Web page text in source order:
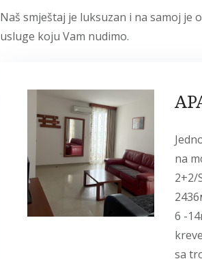
Naš smještaj je luksuzan i na samoj je
usluge koju Vam nudimo.
na
2+2/
6 -
sa